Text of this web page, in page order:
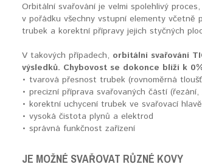
Orbitální svařování je velmi spolehlivý
v pořádku všechny vstupní elementy včetně
trubek a korektní přípravy jejich styčných
V takových případech, orbitální svařování
výsledků. Chybovost se dokonce blíží k
• tvarová přesnost trubek (rovnoměrná
• precizní příprava svařovaných částí
• korektní uchycení trubek ve svařovací hlavě
• vysoká čistota plynů a elektrod
• správná funkčnost zařízení
JE MOŽNÉ SVAŘOVAT RŮZNÉ KOVY